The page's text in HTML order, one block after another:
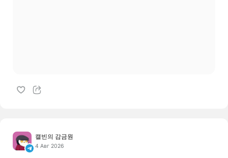
캘빈의 감금원
4 Авг 2026